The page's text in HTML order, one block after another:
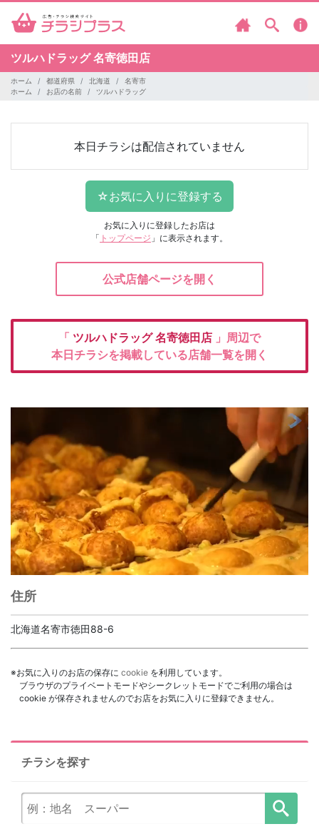
ツルハドラッグ名寄徳田店
ホーム 都道府県 北海道
名寄市
ホーム
お店の名前 ツルハドラッグ
本日チラシは配信されていません
お気に入りに登録したお店は
「 トップページ 」に表示されます。
公式店舗ページを開く
「 ツルハドラッグ名寄徳田店 」周辺で
本日チラシを掲載している店舗一覧を開く
住所
北海道名寄市徳田88-6
※お気に入りのお店の保存に cookie を利用しています。
ブラウザのプライベートモードやシークレットモードでご利用の場合は
cookie が保存されませんのでお店をお気に入りに登録できません。
チラシを探す